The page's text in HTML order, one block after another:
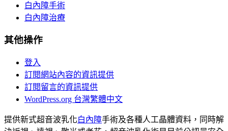
白內障手術
白內障治療
其他操作
登入
訂閱網站內容的資訊提供
訂閱留言的資訊提供
WordPress.org 台灣繁體中文
提供新式超音波乳化白內障手術及各種人工晶體資料，同時解